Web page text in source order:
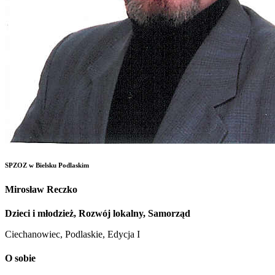
SPZOZ w Bielsku Podlaskim
Mirosław Reczko
Dzieci i młodzież, Rozwój lokalny, Samorząd
Ciechanowiec, Podlaskie, Edycja I
O sobie